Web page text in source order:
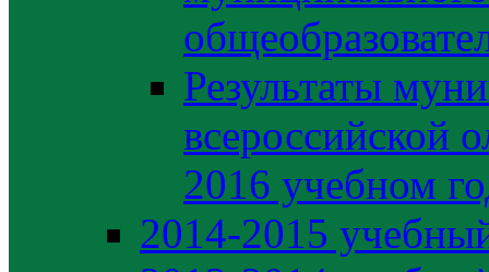
Результаты
всероссийской
2016 учебном
2014-2015